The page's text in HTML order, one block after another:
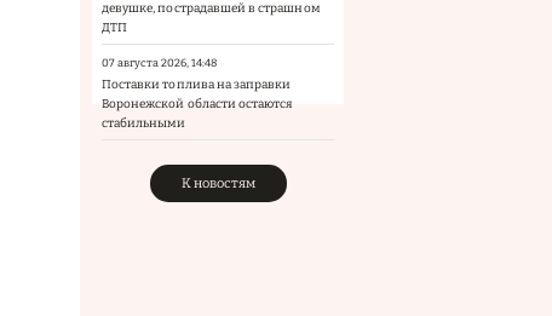
девушке, пострадавшей в страшном
ДТП
07 августа 2026, 14:48
Поставки топлива на заправки
Воронежской области остаются
стабильными
К новостям